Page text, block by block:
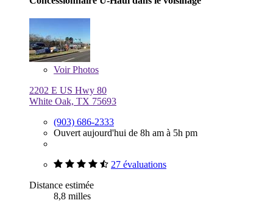
VoirPhotos
2202 E US Hwy 80
White Oak, TX 75693
(903) 686-2333
Ouvert aujourd'hui de 8h am à 5h pm
27 évaluations
Distance estimée
8,8 milles